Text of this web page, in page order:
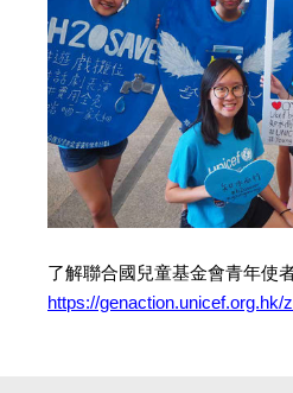
了解聯合國兒童基金會青年使
https://genaction.unicef.org.hk/